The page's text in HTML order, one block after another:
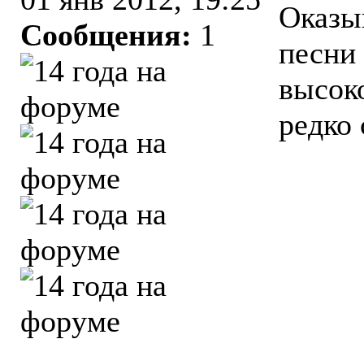
Сообщения: 1
редко